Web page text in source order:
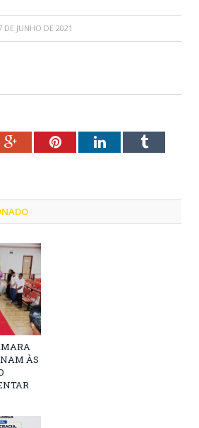
DE JUNHO DE 2021
Google+PinterestLinkedInTumblr
ÀS